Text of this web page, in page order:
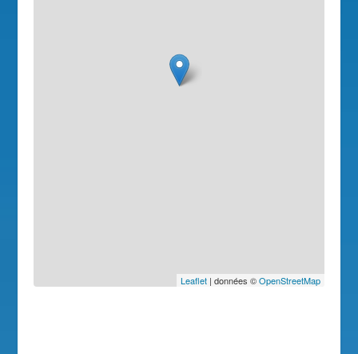
Leaflet| données ©OpenStreetMap